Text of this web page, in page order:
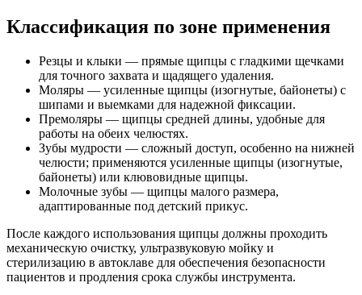
Классификация по зоне применения
Резцы и клыки — прямые щипцы с гладкими щечками
для точного захвата и щадящего удаления.
Моляры — усиленные щипцы (изогнутые, байонеты) с
шипами и выемками для надежной фиксации.
Премоляры — щипцы средней длины, удобные для
работы на обеих челюстях.
Зубы мудрости — сложный доступ, особенно на нижней
челюсти; применяются усиленные щипцы (изогнутые,
байонеты) или клювовидные щипцы.
Молочные зубы — щипцы малого размера,
адаптированные под детский прикус.
После каждого использования щипцы должны проходить
механическую очистку, ультразвуковую мойку и
стерилизацию в автоклаве для обеспечения безопасности
пациентов и продления срока службы инструмента.